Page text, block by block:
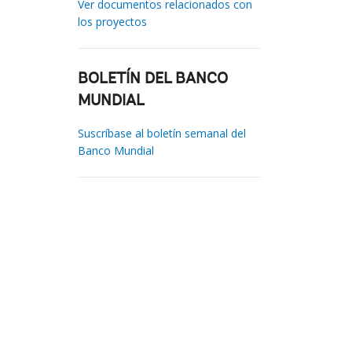
Ver documentos relacionados con
los proyectos
BOLETÍN DEL BANCO
MUNDIAL
Suscríbase al boletín semanal del
Banco Mundial